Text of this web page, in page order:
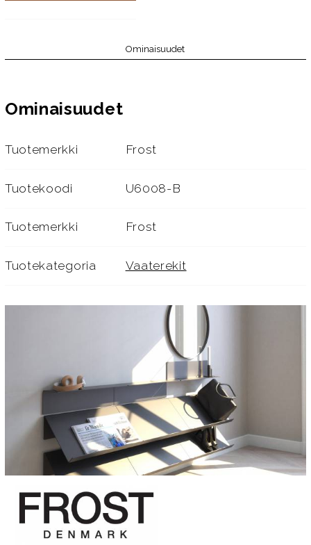
Ominaisuudet
Ominaisuudet
Tuotemerkki Frost
Tuotekoodi U6008-B
Tuotemerkki Frost
Tuotekategoria Vaaterekit